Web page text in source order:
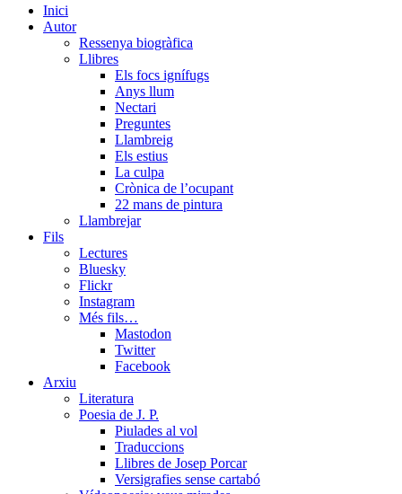
Close
Menu
Inici
Autor
Ressenya biogràfica
Llibres
Els focs ignífugs
Anys llum
Nectari
Preguntes
Llambreig
Els estius
La culpa
Crònica de l’ocupant
22 mans de pintura
Llambrejar
Fils
Lectures
Bluesky
Flickr
Instagram
Més fils…
Mastodon
Twitter
Facebook
Arxiu
Literatura
Poesia de J. P.
Piulades al vol
Traduccions
Llibres de Josep Porcar
Versigrafies sense cartabó